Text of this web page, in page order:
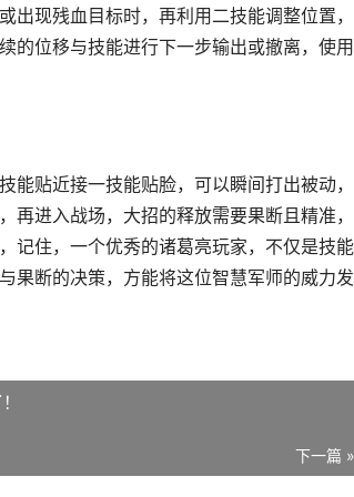
出现残血目标时，再利用二技能调整位置
的位移与技能进行下一步输出或撤离，使
能贴近接一技能贴脸，可以瞬间打出被动
再进入战场，大招的释放需要果断且精准
记住，一个优秀的诸葛亮玩家，不仅是技
果断的决策，方能将这位智慧军师的威力
下一篇 »